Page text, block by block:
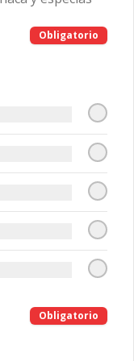
Obligatorio
Obligatorio